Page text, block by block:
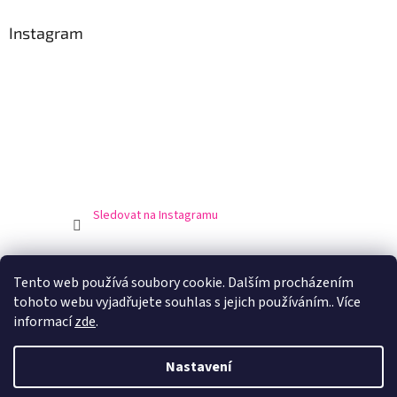
Tento web používá soubory cookie. Dalším procházením
tohoto webu vyjadřujete souhlas s jejich používáním.. Více
informacízde.
Nastavení
Instagram
Sledovat na Instagramu
Doprava a platba Výrobci
Vytvořil Shoptet